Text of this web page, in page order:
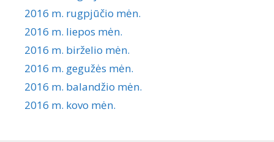
2016 m. rugpjūčio mėn.
2016 m. liepos mėn.
2016 m. birželio mėn.
2016 m. gegužės mėn.
2016 m. balandžio mėn.
2016 m. kovo mėn.